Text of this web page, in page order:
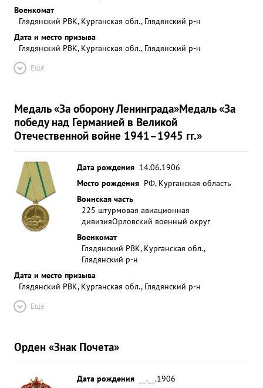
Военкомат
Глядянский РВК, Курганская обл., Глядянский р-н
Дата и место призыва
Глядянский РВК, Курганская обл., Глядянский р-н
Ещё
Медаль «За оборону Ленинграда»Медаль «За
победу над Германией в Великой
Отечественной войне 1941–1945 гг.»
Дата рождения 14.06.1906
Место рождения РФ, Курганская область
Воинская часть
225 штурмовая авиационная
дивизияОрловский военный округ
Военкомат
Глядянский РВК, Курганская обл.,
Глядянский р-н
Дата и место призыва
Глядянский РВК, Курганская обл., Глядянский р-н
Ещё
Орден «Знак Почета»
Дата рождения
__.__.1906